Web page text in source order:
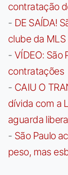
contratação
- DE SAÍDA!
clube da MLS
- VÍDEO: São
contratações
- CAIU O
dívida com a
aguarda
- São Paulo
peso, mas